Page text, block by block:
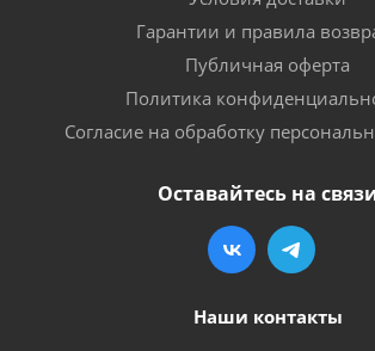
Гарантии и правила
Публичная оферта
Политика
Согласие на обработку
Оставайтесь на
Наши контакты